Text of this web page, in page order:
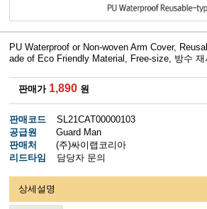
PU Waterproof or Non-woven Arm Cover,
ade of Eco Friendly Material, Free-size, 방수
판매가 1,890 원
판매코드
SL21CAT00000103
공급원
Guard Man
판매처
(주)싸이랩코리아
리드타임
담당자 문의
상세설명